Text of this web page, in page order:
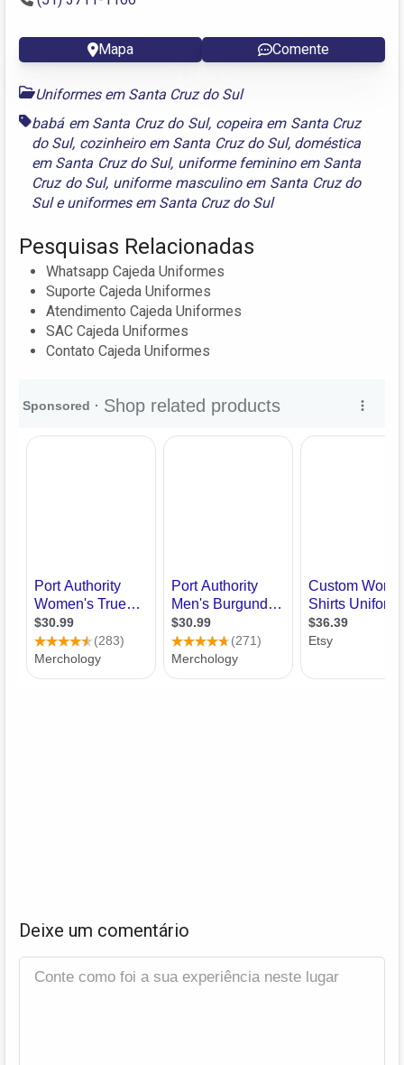
Mapa Comente
Uniformes em Santa Cruz do Sul
babá em Santa Cruz do Sul, copeira em Santa Cruz
do Sul, cozinheiro em Santa Cruz do Sul, doméstica
em Santa Cruz do Sul, uniforme feminino em Santa
Cruz do Sul, uniforme masculino em Santa Cruz do
Suleuniformes em Santa Cruz do Sul
Pesquisas Relacionadas
Whatsapp Cajeda Uniformes
Suporte Cajeda Uniformes
Atendimento Cajeda Uniformes
SAC Cajeda Uniformes
Contato Cajeda Uniformes
Deixe um comentário